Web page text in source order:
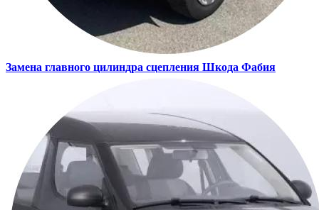
Замена главного цилиндра сцепления Шкода Фабия